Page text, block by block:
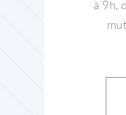
à 9h,